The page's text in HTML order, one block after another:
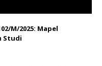
M/2025: Mapel
Studi